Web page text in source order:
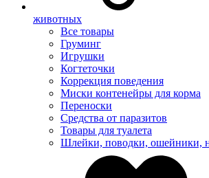
животных
Все товары
Груминг
Игрушки
Когтеточки
Коррекция поведения
Миски контенейры для корма
Переноски
Средства от паразитов
Товары для туалета
Шлейки, поводки, ошейники,